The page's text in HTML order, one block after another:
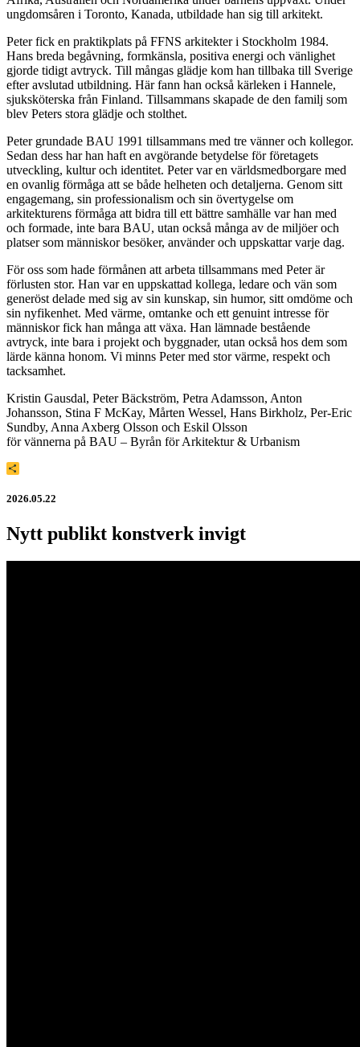
ungdomsåren i Toronto, Kanada, utbildade han sig till arkitekt.
Peter fick en praktikplats på FFNS arkitekter i Stockholm 1984.
Hans breda begåvning, formkänsla, positiva energi och vänlighet
gjorde tidigt avtryck. Till mångas glädje kom han tillbaka till Sverige
efter avslutad utbildning. Här fann han också kärleken i Hannele,
sjuksköterska från Finland. Tillsammans skapade de den familj som
blev Peters stora glädje och stolthet.
Peter grundade BAU 1991 tillsammans med tre vänner och kollegor.
Sedan dess har han haft en avgörande betydelse för företagets
utveckling, kultur och identitet. Peter var en världsmedborgare med
en ovanlig förmåga att se både helheten och detaljerna. Genom sitt
engagemang, sin professionalism och sin övertygelse om
arkitekturens förmåga att bidra till ett bättre samhälle var han med
och formade, inte bara BAU, utan också många av de miljöer och
platser som människor besöker, använder och uppskattar varje dag.
För oss som hade förmånen att arbeta tillsammans med Peter är
förlusten stor. Han var en uppskattad kollega, ledare och vän som
generöst delade med sig av sin kunskap, sin humor, sitt omdöme och
sin nyfikenhet. Med värme, omtanke och ett genuint intresse för
människor fick han många att växa. Han lämnade bestående
avtryck, inte bara i projekt och byggnader, utan också hos dem som
lärde känna honom. Vi minns Peter med stor värme, respekt och
tacksamhet.
Kristin Gausdal, Peter Bäckström, Petra Adamsson, Anton
Johansson, Stina F McKay, Mårten Wessel, Hans Birkholz, Per-Eric
Sundby, Anna Axberg Olsson och Eskil Olsson
för vännerna på BAU – Byrån för Arkitektur & Urbanism
2026.05.22
Nytt publikt konstverk invigt